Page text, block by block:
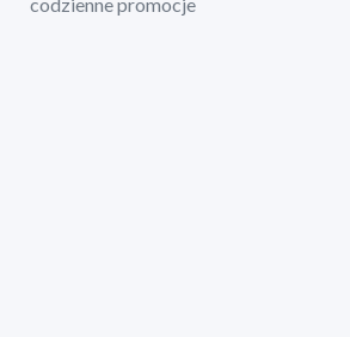
codzienne promocje